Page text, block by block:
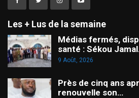
Les + Lus de la semaine
Médias fermés,
santé : Sékou
9 Août, 2026
Près de cinq ans
renouvelle son…